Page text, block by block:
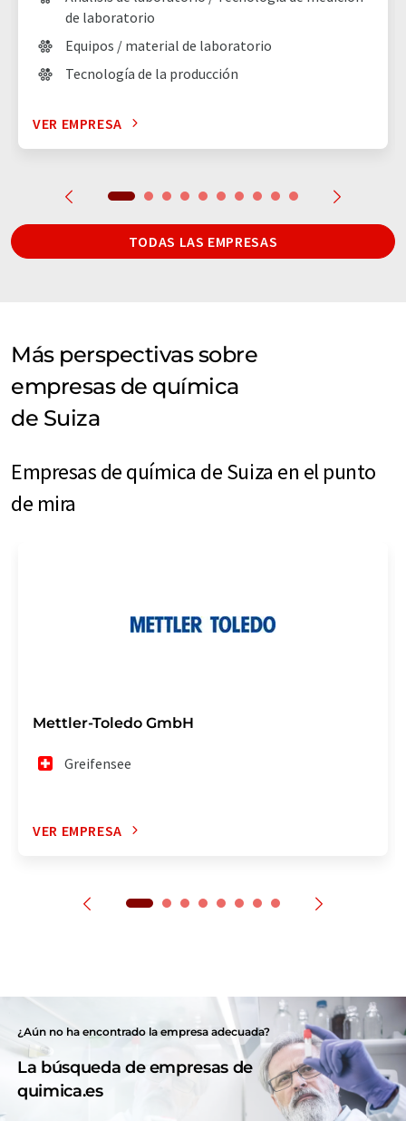
de laboratorio
Equipos / material de laboratorio
Tecnología de la producción
VER EMPRESA
TODAS LAS EMPRESAS
Más perspectivas sobre
empresas de química
de Suiza
Empresas de química de Suiza en el punto
de mira
Mettler-Toledo GmbH
Greifensee
VER EMPRESA
¿Aún no ha encontrado la empresa adecuada?
La búsqueda de empresas de
quimica.es